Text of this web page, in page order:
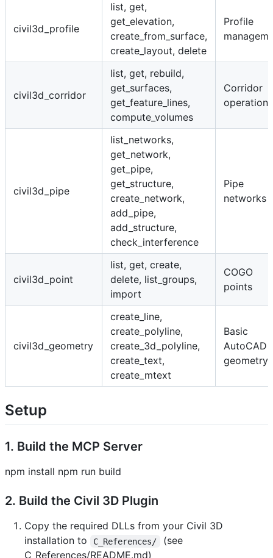
civil3d_profile
list, get,
get_elevation,
create_from_surface,
create_layout, delete
Profile
civil3d_corridor
list, get, rebuild,
get_surfaces,
get_feature_lines,
compute_volumes
Corridor
operations
civil3d_pipe
list_networks,
get_network,
get_pipe,
get_structure,
create_network,
add_pipe,
add_structure,
check_interference
Pipe
networks
civil3d_point
list, get, create,
delete, list_groups,
import
COGO
points
civil3d_geometry
create_line,
create_polyline,
create_3d_polyline,
create_text,
create_mtext
Basic
AutoCAD
geometry
Setup
1. Build the MCP Server
npm install npm run build
2. Build the Civil 3D Plugin
Copy the required DLLs from your Civil 3D
installation to
C_References/
(see
C_References/README.md)